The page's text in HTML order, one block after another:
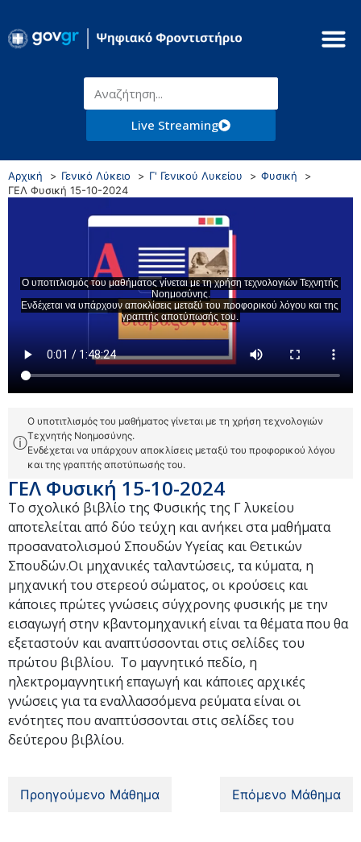
Live Streaming
Αρχική Γενικό Λύκειο Γ' Γενικού Λυκείου
Φυσική
ΓΕΛ Φυσική 15-10-2024
ⓘ
Ο υποτιτλισμός του μαθήματος γίνεται με τη χρήση τεχνολογιών
Τεχνητής Νοημοσύνης.
Ενδέχεται να υπάρχουν αποκλίσεις μεταξύ του προφορικού λόγου
και της γραπτής αποτύπωσής του.
ΓΕΛ Φυσική 15-10-2024
Το σχολικό βιβλίο της Φυσικής της Γ λυκείου
αποτελείται από δύο τεύχη και ανήκει στα μαθήματα
προσανατολισμού Σπουδών Υγείας και Θετικών
Σπουδών.Οι μηχανικές ταλαντώσεις, τα κύματα, η
μηχανική του στερεού σώματος, οι κρούσεις και
κάποιες πρώτες γνώσεις σύγχρονης φυσικής με την
εισαγωγή στην κβαντομηχανική είναι τα θέματα που θα
εξεταστούν και αναπτύσσονται στις σελίδες του
πρώτου βιβλίου. Το μαγνητικό πεδίο, η
ηλεκτρομαγνητική επαγωγή και κάποιες αρχικές
γνώσεις για τα εναλλασσόμενα ρεύματα είναι οι
ενότητες που αναπτύσσονται στις σελίδες του
δεύτερου βιβλίου.
Προηγούμενο Μάθημα Επόμενο Μάθημα